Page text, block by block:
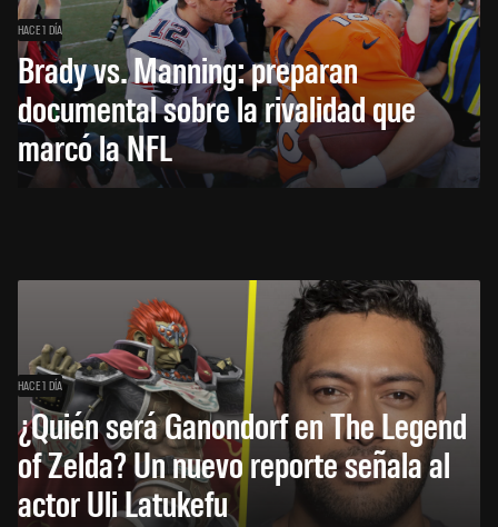
HACE 1 DÍA
Brady vs. Manning: preparan
documental sobre la rivalidad que
marcó la NFL
HACE 1 DÍA
¿Quién será Ganondorf en The Legend
of Zelda? Un nuevo reporte señala al
actor Uli Latukefu